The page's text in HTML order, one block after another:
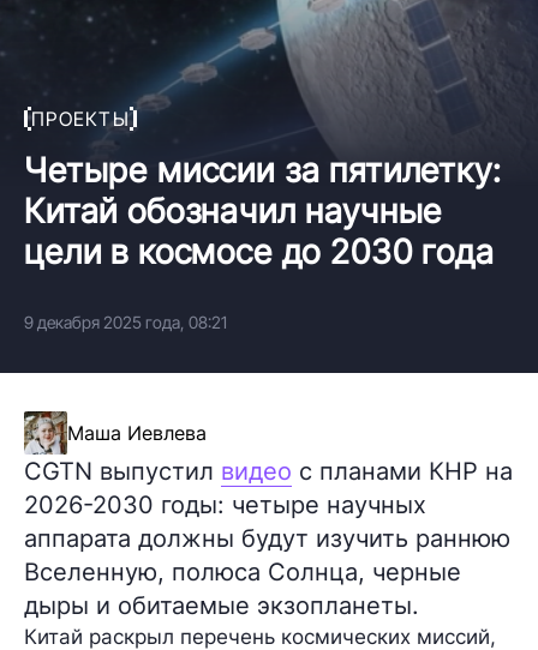
ПРОЕКТЫ
Четыре миссии за пятилетку:
Китай обозначил научные
цели в космосе до 2030 года
9 декабря 2025 года, 08:21
Маша Иевлева
CGTN выпустил видео с планами КНР на
2026-2030 годы: четыре научных
аппарата должны будут изучить раннюю
Вселенную, полюса Солнца, черные
дыры и обитаемые экзопланеты.
Китай раскрыл перечень космических миссий,